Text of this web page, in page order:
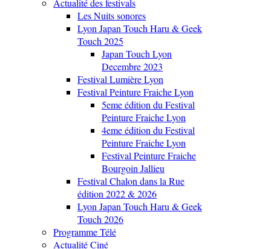
Actualité des festivals
Les Nuits sonores
Lyon Japan Touch Haru & Geek
Touch 2025
Japan Touch Lyon
Decembre 2023
Festival Lumière Lyon
Festival Peinture Fraiche Lyon
5eme édition du Festival
Peinture Fraiche Lyon
4eme édition du Festival
Peinture Fraiche Lyon
Festival Peinture Fraiche
Bourgoin Jallieu
Festival Chalon dans la Rue
édition 2022 & 2026
Lyon Japan Touch Haru & Geek
Touch 2026
Programme Télé
Actualité Ciné